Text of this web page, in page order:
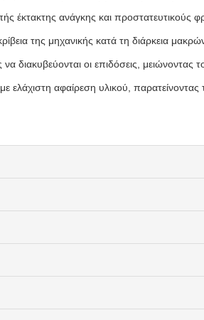
έκτακτης ανάγκης και προστατευτικούς
της μηχανικής κατά τη διάρκεια
διακυβεύονται οι επιδόσεις, μειώνοντας
ελάχιστη αφαίρεση υλικού, παρατείνοντας